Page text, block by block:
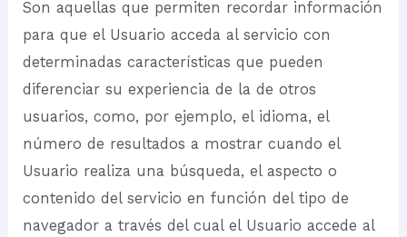
Son aquellas que permiten recordar información
para que el Usuario acceda al servicio con
determinadas características que pueden
diferenciar su experiencia de la de otros
usuarios, como, por ejemplo, el idioma, el
número de resultados a mostrar cuando el
Usuario realiza una búsqueda, el aspecto o
contenido del servicio en función del tipo de
navegador a través del cual el Usuario accede al